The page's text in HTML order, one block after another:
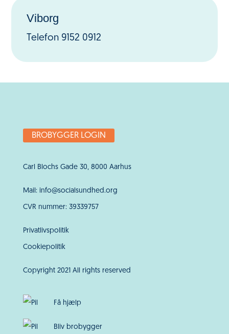
Viborg
Telefon 9152 0912
BROBYGGER LOGIN
Carl Blochs Gade 30, 8000 Aarhus
Mail: info@socialsundhed.org
CVR nummer: 39339757
Privatlivspolitik
Cookiepolitik
Copyright 2021 All rights reserved
Få hjælp
Bliv brobygger